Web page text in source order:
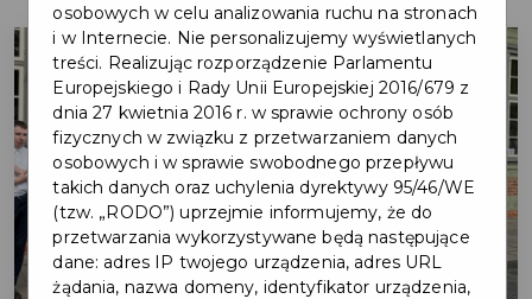
osobowych w celu analizowania ruchu na stronach
i w Internecie. Nie personalizujemy wyświetlanych
treści. Realizując rozporządzenie Parlamentu
Europejskiego i Rady Unii Europejskiej 2016/679 z
dnia 27 kwietnia 2016 r. w sprawie ochrony osób
fizycznych w związku z przetwarzaniem danych
osobowych i w sprawie swobodnego przepływu
takich danych oraz uchylenia dyrektywy 95/46/WE
(tzw. „RODO”) uprzejmie informujemy, że do
przetwarzania wykorzystywane będą następujące
dane: adres IP twojego urządzenia, adres URL
żądania, nazwa domeny, identyfikator urządzenia,